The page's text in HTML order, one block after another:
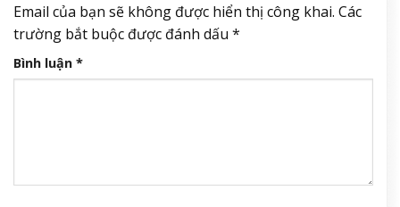
Email của bạn sẽ không được hiển thị công khai. Các
trường bắt buộc được đánh dấu *
Bình luận *